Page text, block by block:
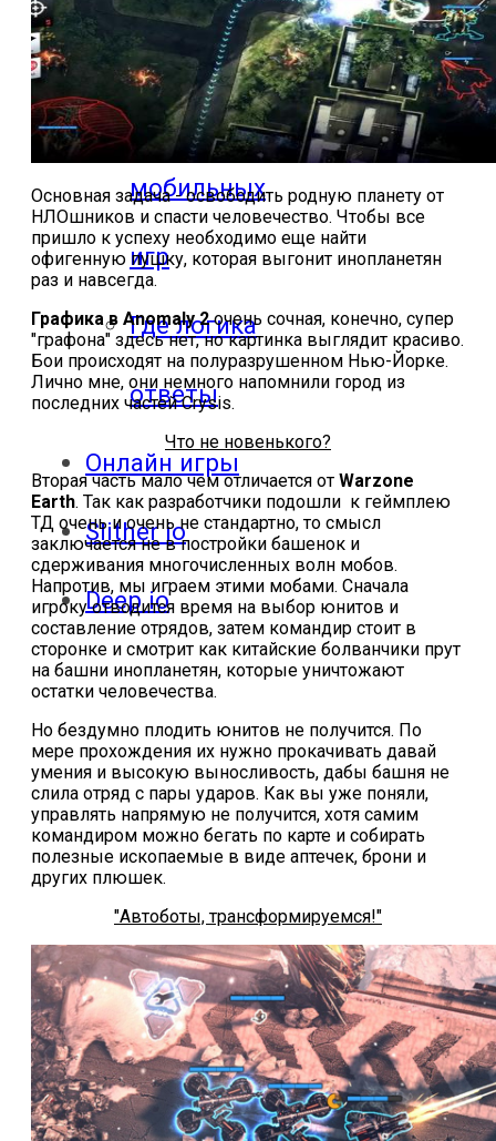
Видео
прохождения
мобильных
игр
Где логика
ответы
Онлайн игры
Slither io
Deep io
Основная задача - освободить родную планету от
НЛОшников и спасти человечество. Чтобы все
пришло к успеху необходимо еще найти
офигенную пушку, которая выгонит инопланетян
раз и навсегда.
Графика в Anomaly 2очень сочная, конечно, супер
"графона" здесь нет, но картинка выглядит красиво.
Бои происходят на полуразрушенном Нью-Йорке.
Лично мне, они немного напомнили город из
последних частей Crysis.
Что не новенького?
Вторая часть мало чем отличается от Warzone
Earth. Так как разработчики подошли к геймплею
ТД очень и очень не стандартно, то смысл
заключается не в постройки башенок и
сдерживания многочисленных волн мобов.
Напротив, мы играем этими мобами. Сначала
игроку отводится время на выбор юнитов и
составление отрядов, затем командир стоит в
сторонке и смотрит как китайские болванчики прут
на башни инопланетян, которые уничтожают
остатки человечества.
Но бездумно плодить юнитов не получится. По
мере прохождения их нужно прокачивать давай
умения и высокую выносливость, дабы башня не
слила отряд с пары ударов. Как вы уже поняли,
управлять напрямую не получится, хотя самим
командиром можно бегать по карте и собирать
полезные ископаемые в виде аптечек, брони и
других плюшек.
"Автоботы, трансформируемся!"